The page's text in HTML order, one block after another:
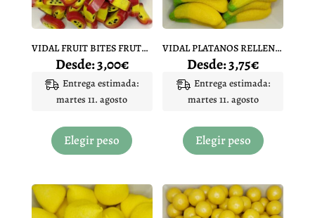
en
la
de
VIDAL FRUIT BITES FRUTA PASION
Desde:3,00€
Entrega estimada:
martes 11. agosto
Elegir peso
producto
variantes.
Las
VIDAL PLATANOS RELLENO MAXI
Desde:3,75€
Entrega estimada:
martes 11. agosto
Elegir peso
producto
variantes.
Las